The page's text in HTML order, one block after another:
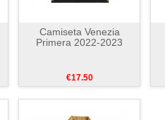
Camiseta Venezia
Primera 2022-2023
€17.50